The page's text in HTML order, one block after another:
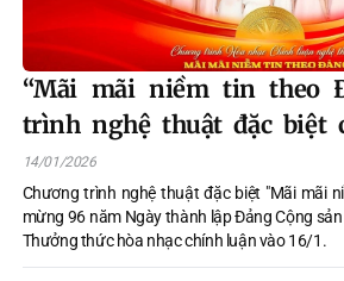
“Mãi mãi niềm tin theo
trình nghệ thuật đặc biệt
năm Ngày thành lập Đảng
14/01/2026
Chương trình nghệ thuật đặc biệt "Mãi mãi
mừng 96 năm Ngày thành lập Đảng Cộng sản
Thưởng thức hòa nhạc chính luận vào 16/1.